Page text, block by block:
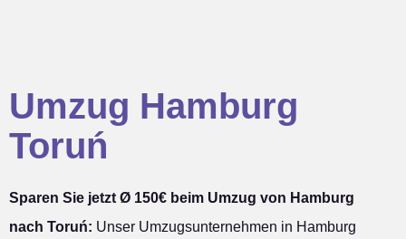
Umzug Hamburg
Toruń
Sparen Sie jetzt Ø 150€ beim Umzug von Hamburg
nach Toruń: Unser Umzugsunternehmen in Hamburg